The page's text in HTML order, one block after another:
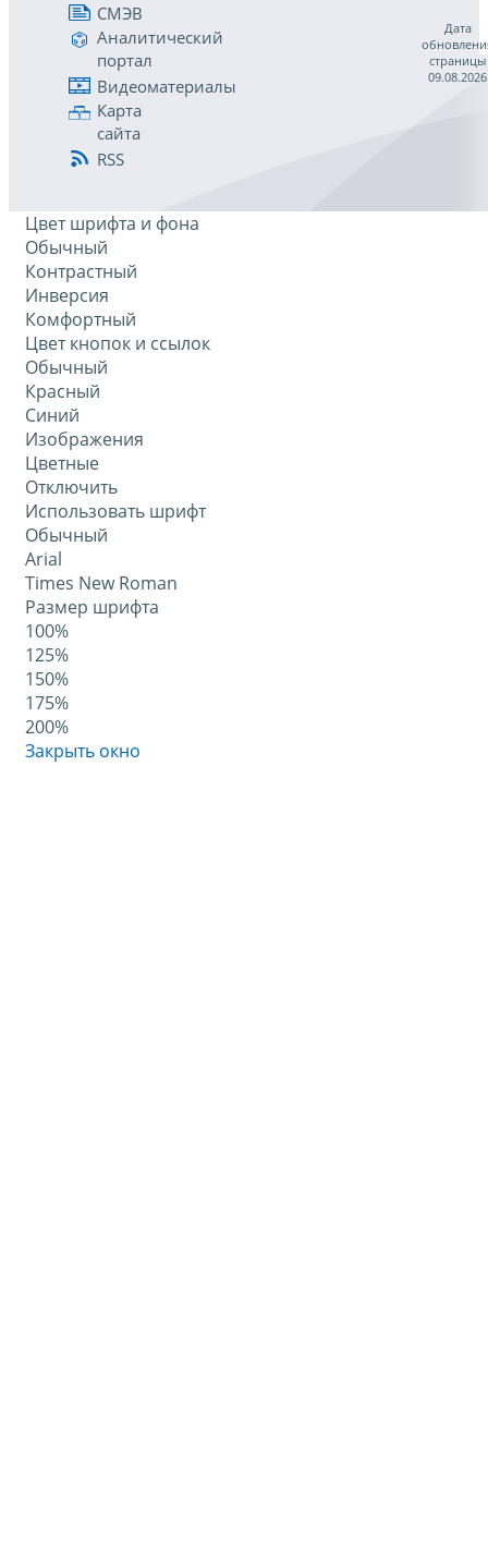
СМЭВ
Аналитический
портал
Видеоматериалы
Карта
сайта
RSS
Дата
страницы
09.08.2026
Цвет шрифта и фона
Обычный
Контрастный
Инверсия
Комфортный
Цвет кнопок и ссылок
Обычный
Красный
Синий
Изображения
Цветные
Отключить
Использовать шрифт
Обычный
Arial
Times New Roman
Размер шрифта
100%
125%
150%
175%
200%
Закрыть окно